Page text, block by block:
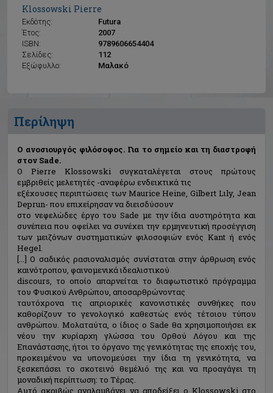
Klossowski Pierre
Εκδότης:
Futura
Έτος:
2007
ISBN:
9789606654404
Σελίδες:
112
Εξώφυλλο:
Μαλακό
Περίληψη
Ο ανοσιουργός φιλόσοφος. Για το σημείο και τη διαστροφή
στον Sade.
Ο Pierre Klossowski συγκαταλέγεται στους πρώτους
εμβριθείς μελετητές -αναφέρω ενδεικτικά τις
εξέχουσες περιπτώσεις των Maurice Heine, Gilbert Lιly, Jean
Deprun- που επιχείρησαν να διεισδύσουν
στο νεφελώδες έργο του Sade με την ίδια αυστηρότητα και
συνέπεια που οφείλει να συνέχει την ερμηνευτική προσέγγιση
των μειζόνων συστηματικών φιλοσοφιών ενός Kant ή ενός
Hegel.
[...] Ο σαδικός ρασιοναλισμός συνίσταται στην άρθρωση ενός
καινότροπου, φαινομενικά ιδεαλιστικού
discours, το οποίο απαρνείται το διαφωτιστικό πρόγραμμα
του Φυσικού Ανθρώπου, αποσαρθρώνοντας
ταυτόχρονα τις απριορικές κανονιστικές συνθήκες που
καθορίζουν το γενολογικό καθεστώς ενός τέτοιου τύπου
ανθρώπου. Μολαταύτα, ο ίδιος ο Sade θα χρησιμοποιήσει εκ
νέου την κυρίαρχη γλώσσα του Ορθού Λόγου και της
Επανάστασης, ήτοι το όργανο της γενικότητας της εποχής του,
προκειμένου να υπονομεύσει την ίδια τη γενικότητα, να
ξεσκεπάσει το σκοτεινό θεμέλιό της και να προαγάγει τη
μοναδική περίπτωση: το Τέρας.
Αυτό ακριβώς αναλαμβάνει να αποδείξει ο Klossowski στο